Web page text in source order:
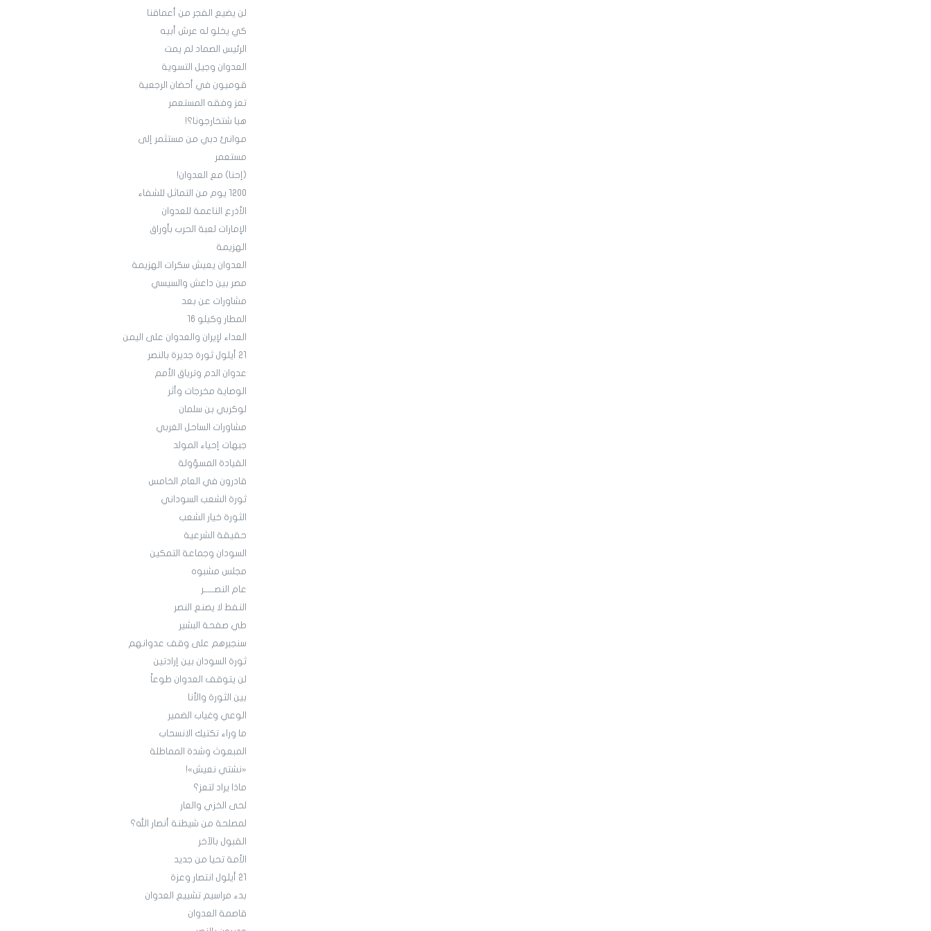
لن يضيع الفجر من أعماقنا
كي يخلو له عرش أبيه
الرئيس الصماد لم يمت
العدوان وجيل التسوية
قوميون في أحضان الرجعية
تعز وفقه المستعمر
هيا شتخارجونا؟!
موانئ دبي من مستثمر إلى
مستعمر
(إحنا) مع العدوان!
1200 يوم من التماثل للشفاء
الأذرع الناعمة للعدوان
الإمارات لعبة الحرب بأوراق
الهزيمة
العدوان يعيش سكرات الهزيمة
مصر بين داعش والسيسي
مشاورات عن بعد
المطار وكيلو 16
العداء لإيران والعدوان على اليمن
21 أيلول ثورة جديرة بالنصر
عدوان الدم وترياق الأمم
الوصاية مخرجات وأثر
لوكربي بن سلمان
مشاورات الساحل الغربي
جبهات إحياء المولد
القيادة المسؤولة
قادرون في العام الخامس
ثورة الشعب السوداني
الثورة خيار الشعب
حقيقة الشرعية
السودان وجماعة التمكين
مجلس مشبوه
عام النصـــــر
النفط لا يصنع النصر
طي صفحة البشير
سنجبرهم على وقف عدوانهم
ثورة السودان بين إرادتين
لن يتوقف العدوان طوعاً
بين الثورة والأنا
الوعي وغياب الضمير
ما وراء تكتيك الانسحاب
المبعوث وشدة المماطلة
«نشتي نعيش»!
ماذا يراد لتعز؟
لحى الخزي والعار
لمصلحة من شيطنة أنصار الله؟
القبول بالآخر
الأمة تحيا من جديد
21 أيلول انتصار وعزة
بدء مراسيم تشييع العدوان
قاصمة العدوان